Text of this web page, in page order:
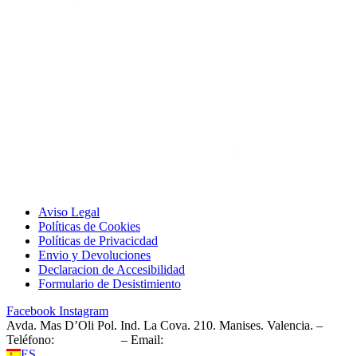
Aviso Legal
Políticas de Cookies
Políticas de Privacicdad
Envio y Devoluciones
Declaracion de Accesibilidad
Formulario de Desistimiento
Facebook Instagram
Avda. Mas D’Oli Pol. Ind. La Cova. 210. Manises. Valencia. –
Teléfono:
– Email: